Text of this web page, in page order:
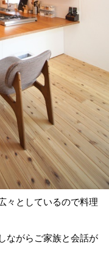
々としているので料理
ながらご家族と会話が